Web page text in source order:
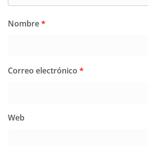
Nombre*
Correo electrónico *
Web